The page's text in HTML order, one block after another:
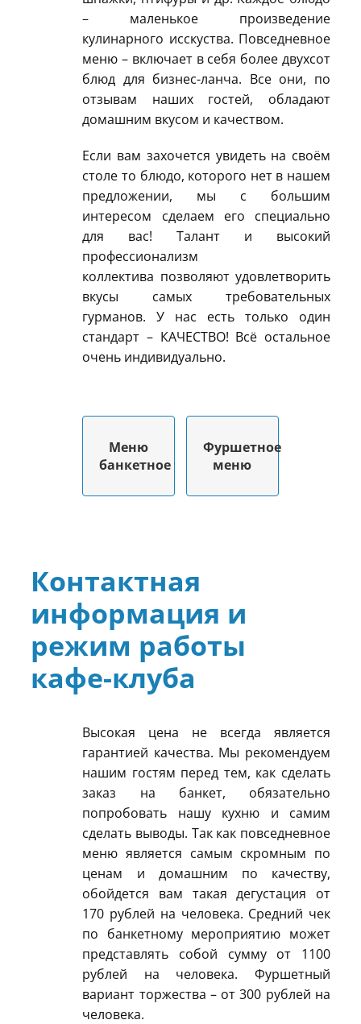
– маленькое произведение
кулинарного исскуства. Повседневное
меню – включает в себя более двухсот
блюд для бизнес-ланча. Все они, по
отзывам наших гостей, обладают
домашним вкусом и качеством.
Если вам захочется увидеть на своём
столе то блюдо, которого нет в нашем
предложении, мы с большим
интересом сделаем его специально
для вас! Талант и высокий
профессионализм
коллектива позволяют удовлетворить
вкусы самых требовательных
гурманов. У нас есть только один
стандарт – КАЧЕСТВО! Всё остальное
очень индивидуально.
Меню
банкетное
Меню
банкетное
Подробнее…
Фуршетное
меню
Фуршетное
меню
Подробнее…
Контактная
информация и
режим работы
кафе-клуба
Высокая цена не всегда является
гарантией качества. Мы рекомендуем
нашим гостям перед тем, как сделать
заказ на банкет, обязательно
попробовать нашу кухню и самим
сделать выводы. Так как повседневное
меню является самым скромным по
ценам и домашним по качеству,
обойдется вам такая дегустация от
170 рублей на человека. Средний чек
по банкетному мероприятию может
представлять собой сумму от 1100
рублей на человека. Фуршетный
вариант торжества – от 300 рублей на
человека.